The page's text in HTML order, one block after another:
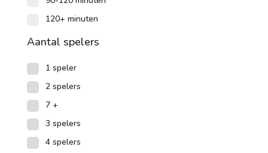
120+ minuten
Aantal spelers
1 speler
2 spelers
7 +
3 spelers
4 spelers